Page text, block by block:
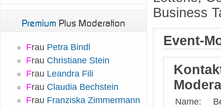
Business
Event-
Name:
Premium Plus Moderation
Frau Petra Bindl
Frau Christiane Stein
Frau Leandra Fili
Frau Claudia Bechstein
Frau Franziska Zimmermann